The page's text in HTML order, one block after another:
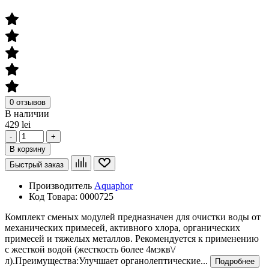
0 отзывов
В наличии
429 lei
-
+
В корзину
Быстрый заказ
Производитель Aquaphor
Код Товара: 0000725
Комплект сменых модулей предназначен для очистки воды от
механических примесей, активного хлора, органических
примесей и тяжелых металлов. Рекомендуется к применению
с жесткой водой (жесткость более 4мэкв\/
л).Преимущества:Улучшает органолептические...
Подробнее